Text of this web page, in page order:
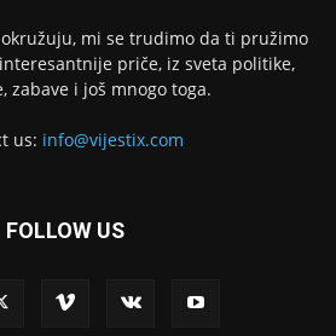
mi se trudimo da ti pružimo
priče, iz sveta politike,
zabave i još mnogo toga.
us: info@vijestix.com
FOLLOW US